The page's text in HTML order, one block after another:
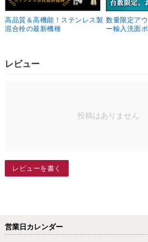
高品質＆高機能！ステンレス製
混合栓の最新機種
数量限定ア
ー輸入洗面
レビュー
投稿はありません
レビューを書く
営業日カレンダー